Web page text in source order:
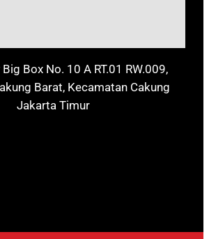
Box No. 10 A RT.01 RW.009,
Barat, Kecamatan Cakung
Jakarta Timur